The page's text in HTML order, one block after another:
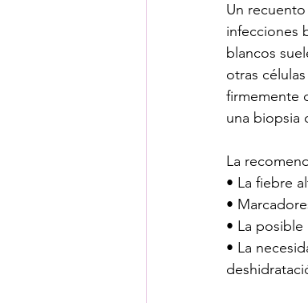
Un
infecciones
blancos
otras
firmemente
una biopsia
La
• La fiebre
•
• La
• La